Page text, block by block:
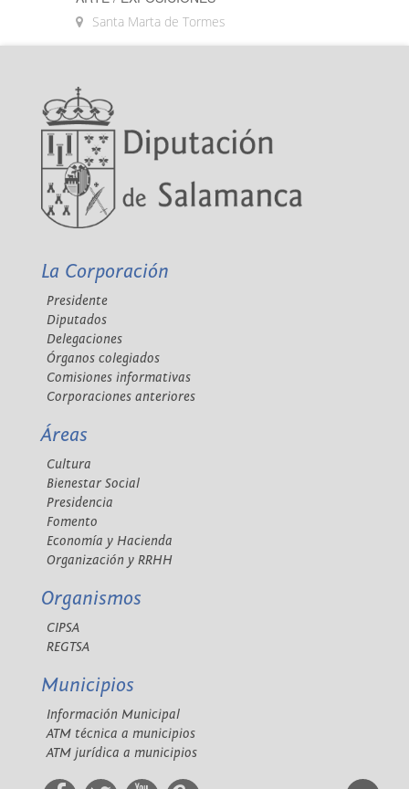
Santa Marta de Tormes
La Corporación
Presidente
Diputados
Delegaciones
Órganos colegiados
Comisiones informativas
Corporaciones anteriores
Áreas
Cultura
Bienestar Social
Presidencia
Fomento
Economía y Hacienda
Organización y RRHH
Organismos
CIPSA
REGTSA
Municipios
Información Municipal
ATM técnica a municipios
ATM jurídica a municipios